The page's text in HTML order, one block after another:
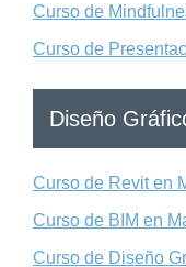
Curso de
Curso de
Diseño
Curso de Revit en
Curso de BIM en
Curso de Diseño